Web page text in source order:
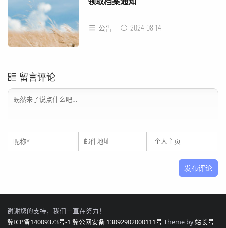
公告 2024-08-14
留言评论
谢谢您的支持，我们一直在努力！
冀ICP备14009373号-1 冀公网安备 13092902000111号 Theme by站长号